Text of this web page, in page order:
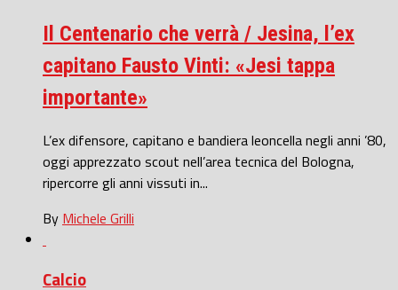
Il Centenario che verrà / Jesina, l’ex
capitano Fausto Vinti: «Jesi tappa
importante»
L’ex difensore, capitano e bandiera leoncella negli anni ’80,
oggi apprezzato scout nell’area tecnica del Bologna,
ripercorre gli anni vissuti in...
By Michele Grilli
Calcio